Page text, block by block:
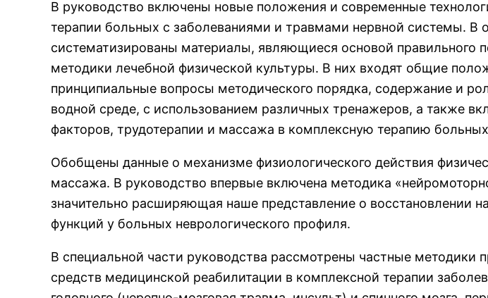
В руководство включены новые положения и современные
терапии больных с заболеваниями и травмами нервной системы. В
систематизированы материалы, являющиеся основой правильного
методики лечебной физической культуры. В них входят общие
принципиальные вопросы методического порядка, содержание и
водной среде, с использованием различных тренажеров, а также
факторов, трудотерапии и массажа в комплексную терапию
Обобщены данные о механизме физиологического действия
массажа. В руководство впервые включена методика
значительно расширяющая наше представление о восстановлении
функций у больных неврологического профиля.
В специальной части руководства рассмотрены частные методики
средств медицинской реабилитации в комплексной терапии